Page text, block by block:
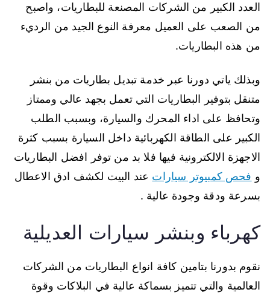
العدد الكبير من الشركات المصنعة للبطاريات، واصبح
من الصعب على العميل معرفة النوع الجيد من الرديء
من هذه البطاريات.
وبذلك ياتي دورنا عبر خدمة تبديل بطاريات من بنشر
متنقل بتوفير البطاريات التي تعمل بجهد عالي وممتاز
وتحافظ على اداء المحرك والسيارة، وبسبب الطلب
الكبير على الطاقة الكهربائية داخل السيارة بسبب كثرة
الاجهزة الالكترونية فيها فلا بد من توفر افضل البطاريات
و فحص كمبيوتر سيارات عند البيت لكشف ادق الاعطال
بسرعة ودقة وجودة عالية .
كهرباء وبنشر سيارات العديلية
نقوم بدورنا بتامين كافة انواع البطاريات من الشركات
العالمية والتي تتميز بسماكة عالية في البلاكات وقوة